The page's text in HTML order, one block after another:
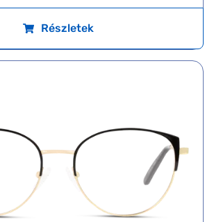
Részletek